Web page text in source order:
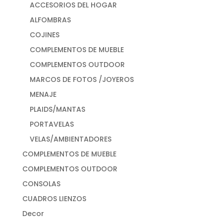
ACCESORIOS DEL HOGAR
ALFOMBRAS
COJINES
COMPLEMENTOS DE MUEBLE
COMPLEMENTOS OUTDOOR
MARCOS DE FOTOS /JOYEROS
MENAJE
PLAIDS/MANTAS
PORTAVELAS
VELAS/AMBIENTADORES
COMPLEMENTOS DE MUEBLE
COMPLEMENTOS OUTDOOR
CONSOLAS
CUADROS LIENZOS
Decor